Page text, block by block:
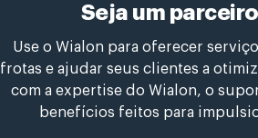
Seja um
Use o Wialon para oferecer
frotas e ajudar seus clientes a
com a expertise do Wialon, o
benefícios feitos para